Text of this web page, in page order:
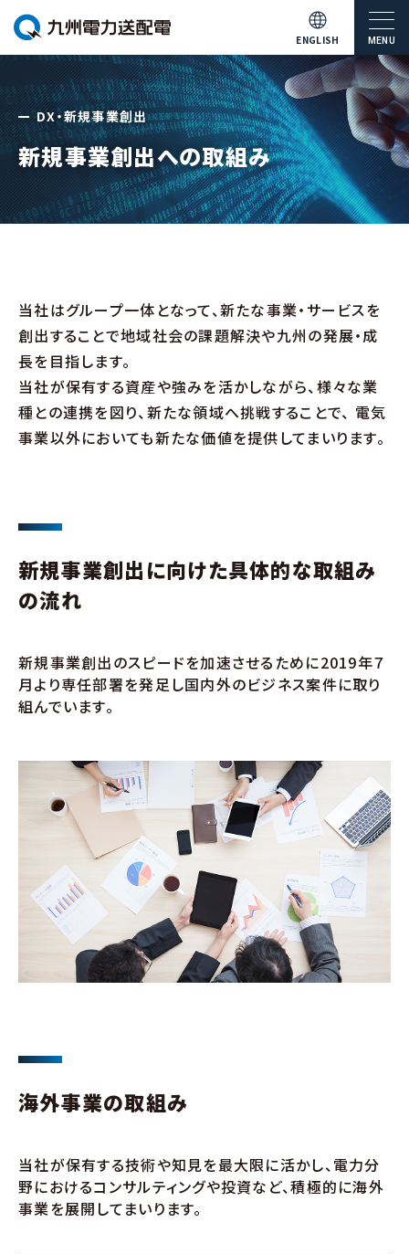
ENGLISH MENU
DX・新規事業創出
新規事業創出への取組み
当社はグループ一体となって、新たな事業・サービスを
創出することで地域社会の課題解決や九州の発展・成
長を目指します。
当社が保有する資産や強みを活かしながら、様々な業
種との連携を図り、新たな領域へ挑戦することで、 電気
事業以外においても新たな価値を提供してまいります。
新規事業創出に向けた具体的な取組み
の流れ
新規事業創出のスピードを加速させるために2019年７
月より専任部署を発足し国内外のビジネス案件に取り
組んでいます。
海外事業の取組み
当社が保有する技術や知見を最大限に活かし、電力分
野におけるコンサルティングや投資など、積極的に海外
事業を展開してまいります。